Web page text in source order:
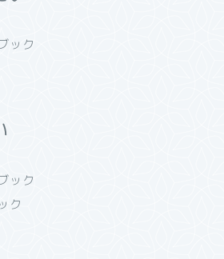
ック
ック
ク